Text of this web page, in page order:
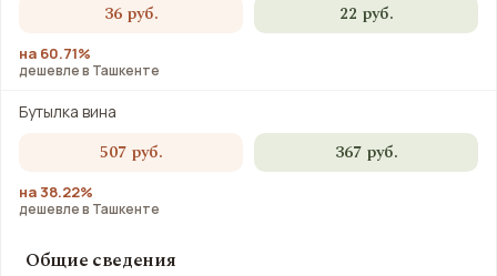
36 руб. 22 руб.
на 60.71%
дешевле в Ташкенте
Бутылка вина
507 руб. 367 руб.
на 38.22%
дешевле в Ташкенте
Общие сведения